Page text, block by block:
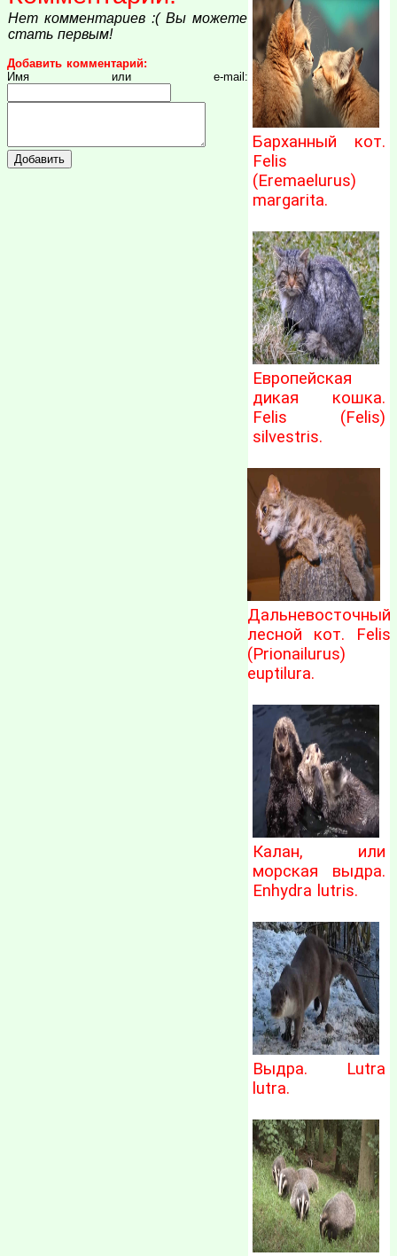
Нет комментариев :( Вы можете
стать первым!
Добавить комментарий:
Имя или e-mail:
Барханный кот.
Felis
(Eremaelurus)
margarita.
Европейская
дикая кошка.
Felis (Felis)
silvestris.
Дальневосточный
лесной кот. Felis
(Prionailurus)
euptilura.
Калан, или
морская выдра.
Enhydra lutris.
Выдра. Lutra
lutra.